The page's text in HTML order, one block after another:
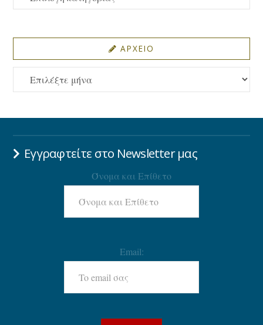
ΑΡΧΕΙΟ
ΑΡΧΕΙΟ
Εγγραφτείτε στο Newsletter μας
Όνομα και Επίθετο
Email: